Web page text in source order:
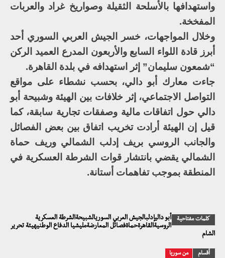
واستهدافها بالأسلحة الثقيلة وصواريخ غراد والعربات
المفخخة.
وخلال المواجهات، خسر الجيش العربي السوري أحد
أبرز قادة اللواء السابع والأربعون المدرع العميد الركن
“شمعون سليمان” إثر استهدافه في بلدة القاهرة.
جاءت معارك أبو دالي، بحسب نشطاء على مواقع
التواصل الاجتماعي، إثر خلافات بين الهيئة وشبيحة أبو
دالي حول اتفاقات مالية وصفقات تجارية سابقة، كما
قيل إن الهيئة أرادت تخريب اتفاق بين بعض الفصائل
والجانب الروسي بريف إدلب الشمالي وريف حماة
الشمالي يقضي بانتشار قوات الشرطة العسكرية في
المنطقة بموجب تفاهمات أستانة.
كلمات مفتاحية
أبو داليإدلبالجيش العربي السوريالشبيحةالشرطة العسكرية
الروسيةالقاهرةحماةفصائل المعارضةمليشيا الدفاع الوطنيهيئة تحرير
الشام
أقسام من سوريا